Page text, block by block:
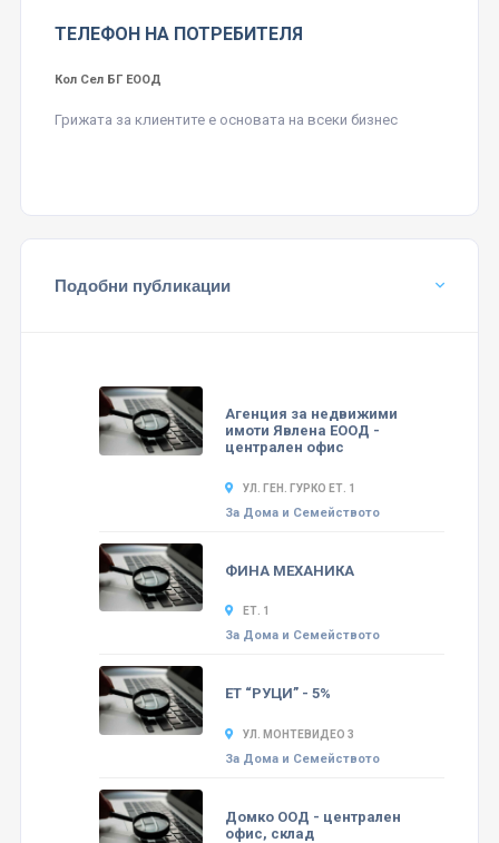
ТЕЛЕФОН НА ПОТРЕБИТЕЛЯ
Кол Сел БГ ЕООД
Грижата за клиентите е основата на всеки бизнес
Подобни публикации
Агенция за недвижими
имоти Явлена ЕООД -
централен офис
УЛ. ГЕН. ГУРКО ЕТ. 1
За Дома и Семейството
ФИНА МЕХАНИКА
ЕТ. 1
За Дома и Семейството
ЕТ “РУЦИ” - 5%
УЛ. МОНТЕВИДЕО 3
За Дома и Семейството
Домко ООД - централен
офис, склад